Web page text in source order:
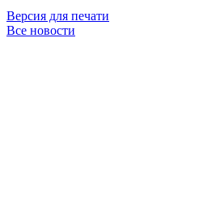
Версия для печати
Все новости